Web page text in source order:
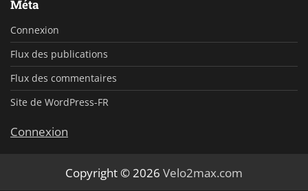
Méta
Connexion
Flux des publications
Flux des commentaires
Site de WordPress-FR
Connexion
Copyright © 2026 Velo2max.com